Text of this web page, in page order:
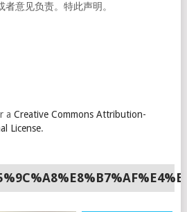
意见负责。特此声明。
a Creative Commons Attribution-
License.